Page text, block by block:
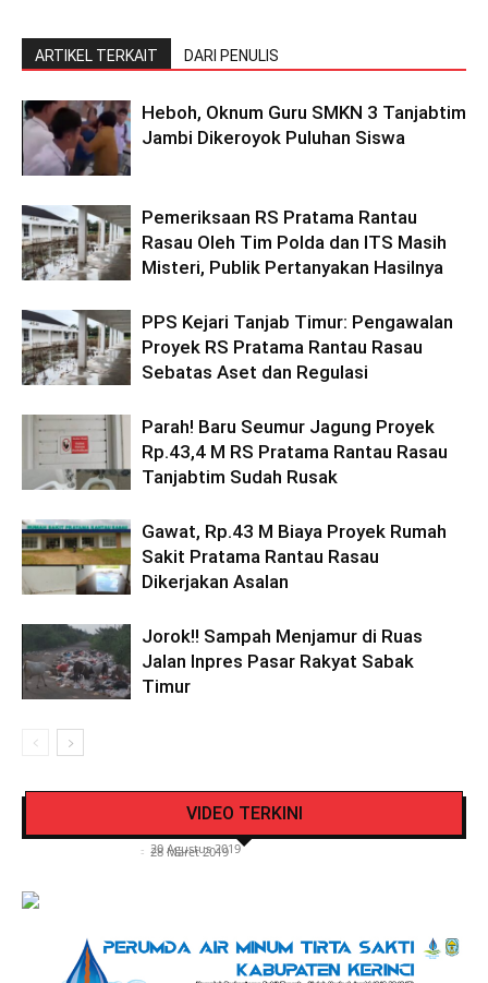
ARTIKEL TERKAIT DARI PENULIS
Heboh, Oknum Guru SMKN 3 Tanjabtim
Jambi Dikeroyok Puluhan Siswa
Pemeriksaan RS Pratama Rantau
Rasau Oleh Tim Polda dan ITS Masih
Misteri, Publik Pertanyakan Hasilnya
PPS Kejari Tanjab Timur: Pengawalan
Proyek RS Pratama Rantau Rasau
Sebatas Aset dan Regulasi
Parah! Baru Seumur Jagung Proyek
Rp.43,4 M RS Pratama Rantau Rasau
Tanjabtim Sudah Rusak
Gawat, Rp.43 M Biaya Proyek Rumah
Sakit Pratama Rantau Rasau
Dikerjakan Asalan
Jorok!! Sampah Menjamur di Ruas
Jalan Inpres Pasar Rakyat Sabak
Timur
VIDEO TERKINI
Video Detik Evakuasi Jasad Iglesias di Gunung
- 20 Agustus 2019
Lantas Polres Kerinci Beri Pengendara Segelas
- 28 Maret 2019